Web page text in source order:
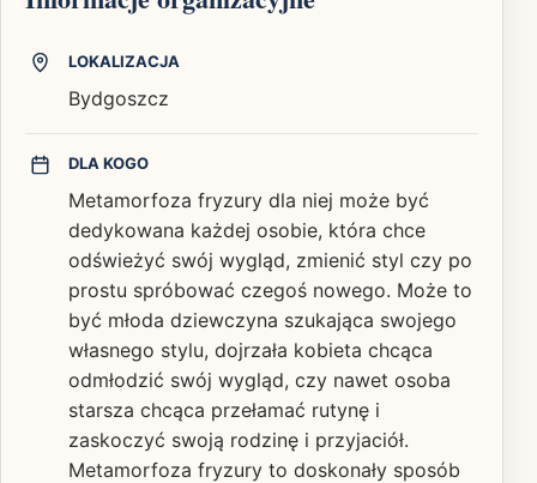
LOKALIZACJA
Bydgoszcz
DLA KOGO
Metamorfoza fryzury dla niej może być
dedykowana każdej osobie, która chce
odświeżyć swój wygląd, zmienić styl czy po
prostu spróbować czegoś nowego. Może to
być młoda dziewczyna szukająca swojego
własnego stylu, dojrzała kobieta chcąca
odmłodzić swój wygląd, czy nawet osoba
starsza chcąca przełamać rutynę i
zaskoczyć swoją rodzinę i przyjaciół.
Metamorfoza fryzury to doskonały sposób